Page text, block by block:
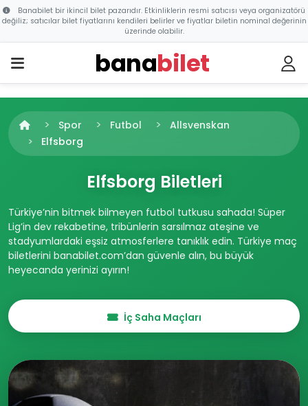
Banabilet bir ikincil bilet pazarıdır. Etkinliklerin resmi satıcısı veya organizatörü
değiliz; satıcılar bilet fiyatlarını kendileri belirler ve fiyatlar biletin nominal değerinin
üzerinde olabilir.
banabilet
Spor Futbol
Allsvenskan
Elfsborg
Elfsborg Biletleri
Türkiye’nin bitmek bilmeyen futbol tutkusu sahada! Süper
Lig’in dev rekabetine, tribünlerin sarsılmaz ateşine ve
stadyumlardaki eşsiz atmosferlere tanıklık edin. Türkiye maç
biletlerini banabilet.com’dan güvenle alın, bu büyük
heyecanda yerinizi ayırın!
İç Saha Maçları